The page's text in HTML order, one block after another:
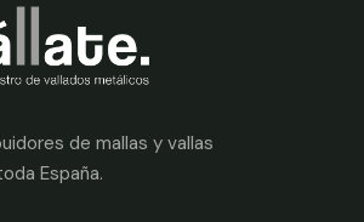
de mallas y vallas
España.